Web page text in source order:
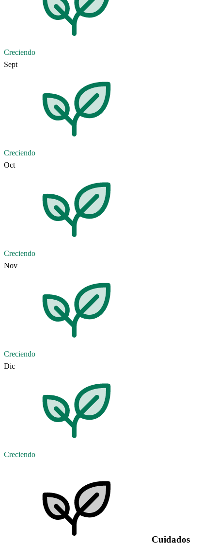
Creciendo
Sept
Creciendo
Oct
Creciendo
Nov
Creciendo
Dic
Creciendo
Cuidados